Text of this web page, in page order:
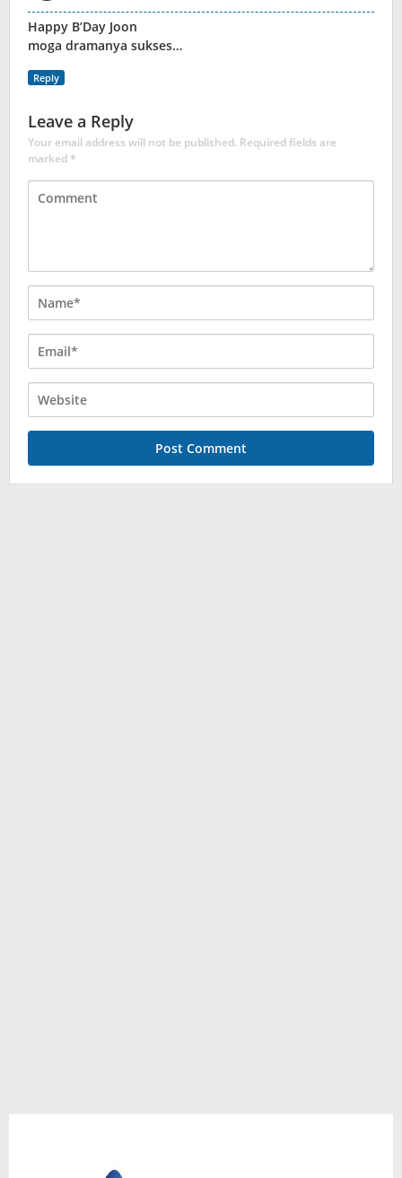
Happy B’Day Joon
moga dramanya sukses…
Reply
Leave a Reply
Your email address will not be published. Required fields are
marked*